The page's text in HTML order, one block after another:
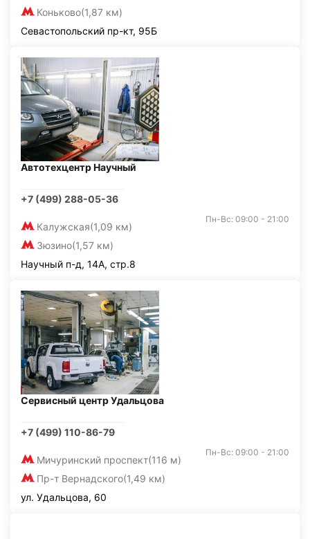
Коньково(1,87 км)
Севастопольский пр-кт, 95Б
Автотехцентр Научный
+7 (499) 288-05-36
Калужская(1,09 км)
Зюзино(1,57 км)
Пн-Вс: 09:00 - 21:00
Научный п-д, 14А, стр.8
Сервисный центр Удальцова
+7 (499) 110-86-79
Мичуринский проспект(116 м)
Пр-т Вернадского(1,49 км)
Пн-Вс: 09:00 - 21:00
ул. Удальцова, 60